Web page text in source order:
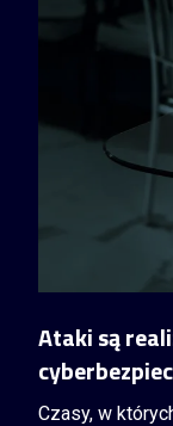
Ataki są
Czasy, w